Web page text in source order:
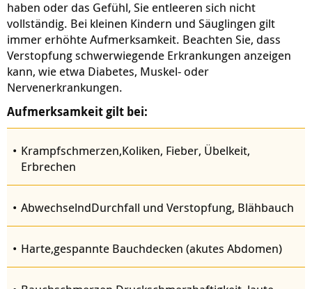
haben oder das Gefühl, Sie entleeren sich nicht
vollständig. Bei kleinen Kindern und Säuglingen gilt
immer erhöhte Aufmerksamkeit. Beachten Sie, dass
Verstopfung schwerwiegende Erkrankungen anzeigen
kann, wie etwa Diabetes, Muskel- oder
Nervenerkrankungen.
Aufmerksamkeit gilt bei:
Krampfschmerzen,Koliken, Fieber, Übelkeit,
Erbrechen
AbwechselndDurchfall und Verstopfung, Blähbauch
Harte,gespannte Bauchdecken (akutes Abdomen)